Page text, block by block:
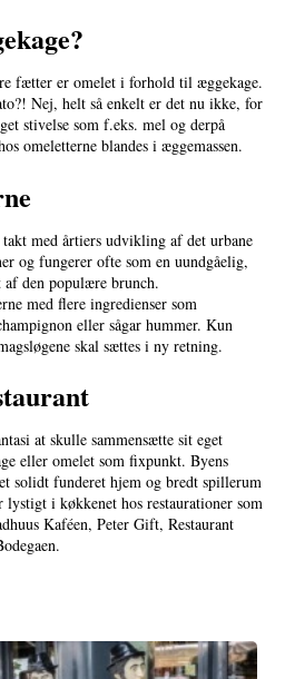
fætter er omelet i forhold til æggekage.
Nej, helt så enkelt er det nu ikke, for
stivelse som f.eks. mel og derpå
omeletterne blandes i æggemassen.
med årtiers udvikling af det urbane
og fungerer ofte som en uundgåelig,
den populære brunch.
med flere ingredienser som
eller sågar hummer. Kun
skal sættes i ny retning.
at skulle sammensætte sit eget
eller omelet som fixpunkt. Byens
solidt funderet hjem og bredt spillerum
i køkkenet hos restaurationer som
Kaféen, Peter Gift, Restaurant